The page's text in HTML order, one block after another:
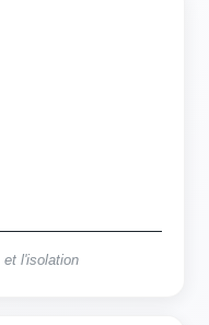
et l'isolation